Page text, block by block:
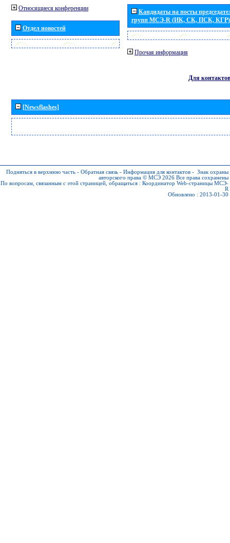
Относящиеся конференции
Отдел новостей
Кандидаты на посты
групп МСЭ-R (ИК, СК, ПСК, КГР)
Прочая информация
Для контактов
[Newsflashes]
Подняться в верхнюю часть - Обратная связь - Информация для контактов - Знак охраны
авторского права © МСЭ 2026 Все права сохранены
По вопросам, связанным с этой страницей, обращаться : Координатор Web-страницы МСЭ-
R
Обновлено : 2013-01-30